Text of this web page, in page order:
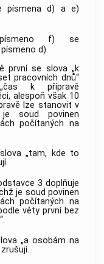
d) a e)
písmeno f) se
d).
první se slova „k
pracovních dnů“
k přípravě
alespoň však 10
lze stanovit v
soud povinen
počítaných na
„tam, kde to
3 doplňuje
je soud povinen
počítaných na
věty první bez
„a osobám na